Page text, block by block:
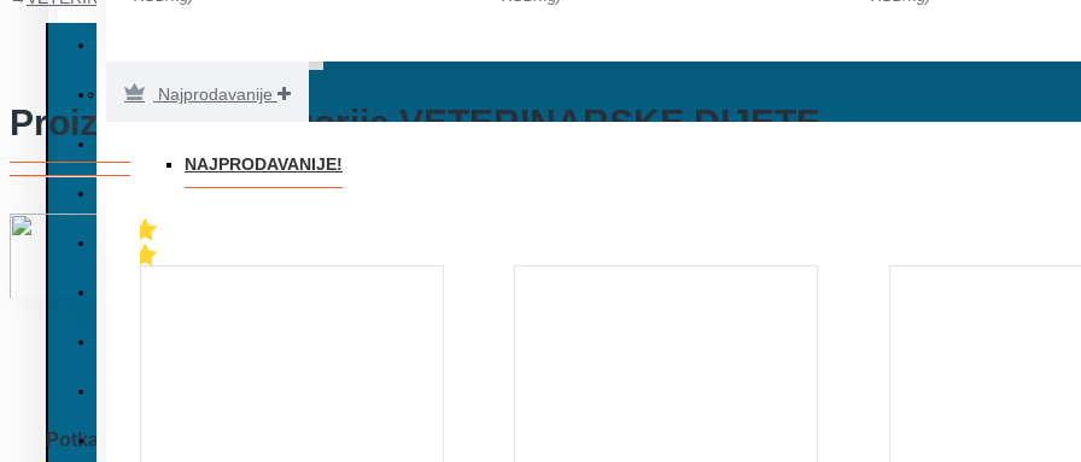
Igračke za mačke
Transporteri i ležaljke
Oprema za mačke
Najprodavanije
NAJPRODAVANIJE!
Proizvodi iz kategorije VETERINARSKE DIJETE
Potkategorije